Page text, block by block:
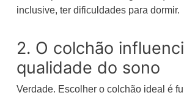
inclusive, ter dificuldades para dormir.
2. O colchão
qualidade do sono
Verdade. Escolher o colchão ideal é